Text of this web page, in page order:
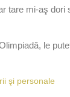
tare mi-aş
le
şi personale